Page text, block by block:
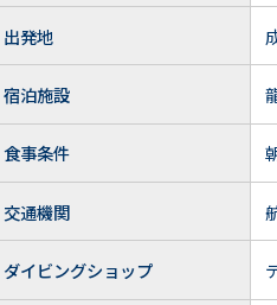
出発地
宿泊施設
食事条件
交通機関
ダイビングショップ